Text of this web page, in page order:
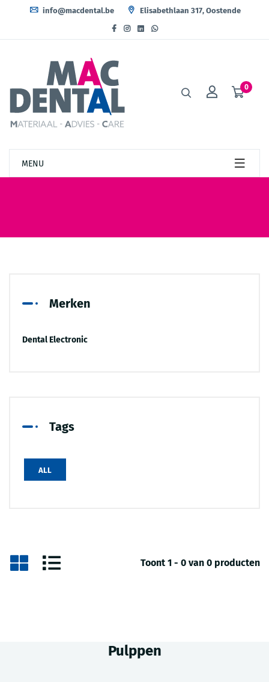
info@macdental.be Elisabethlaan 317, Oostende
0
MENU
Merken
Dental Electronic
Tags
ALL
Toont 1 - 0 van 0 producten
Pulppen